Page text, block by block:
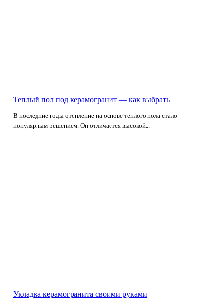
Теплый пол под керамогранит — как выбрать
В последние годы отопление на основе теплого пола стало
популярным решением. Он отличается высокой...
Укладка керамогранита своими руками